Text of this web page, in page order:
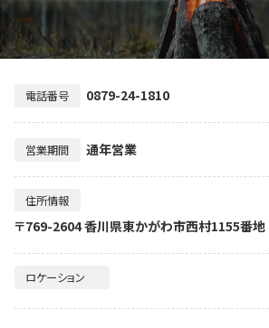
電話番号 0879-24-1810
営業期間 通年営業
住所情報
〒769-2604 香川県東かがわ市西村1155番地
ロケーション